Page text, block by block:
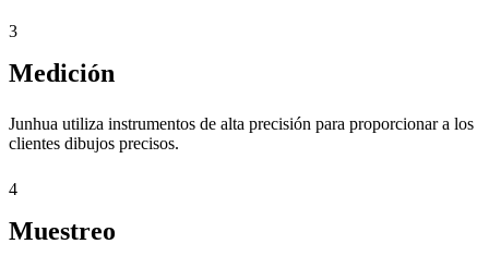
3
Medición
Junhua utiliza instrumentos de alta precisión para proporcionar a los
clientes dibujos precisos.
4
Muestreo